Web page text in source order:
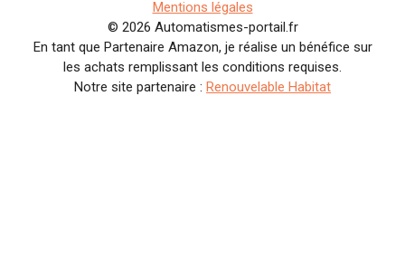
Mentions légales
© 2026 Automatismes-portail.fr
En tant que Partenaire Amazon, je réalise un bénéfice sur
les achats remplissant les conditions requises.
Notre site partenaire : Renouvelable Habitat